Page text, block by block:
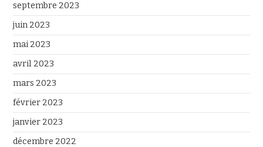
septembre 2023
juin 2023
mai 2023
avril 2023
mars 2023
février 2023
janvier 2023
décembre 2022